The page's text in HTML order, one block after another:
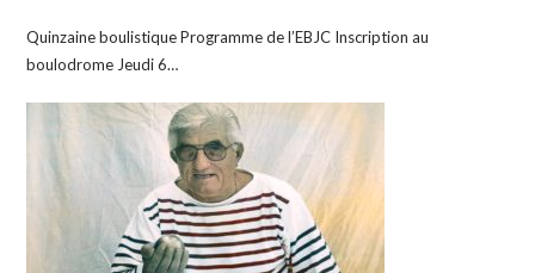
Quinzaine boulistique Programme de l’EBJC Inscription au
boulodrome Jeudi 6…